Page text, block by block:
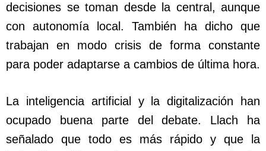
decisiones se toman desde la central, aunque
con autonomía local. También ha dicho que
trabajan en modo crisis de forma constante
para poder adaptarse a cambios de última hora.
La inteligencia artificial y la digitalización han
ocupado buena parte del debate. Llach ha
señalado que todo es más rápido y que la